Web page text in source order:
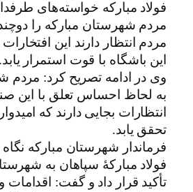
فولاد مبارکه خواسته‌های
مردم شهرستان مبارکه را
مردم انتظار دارند این
این باشگاه با قوت استمرار یابد.
وی در ادامه تصریح کرد: مردم
به لحاظ احساس تعلق با این
انتظارات بجایی دارند که
تحقق یابد.
فرماندار شهرستان مبارکه نگاه
فولاد مبارکۀ سپاهان به
تأکید قرار داد و گفت: اقدامات